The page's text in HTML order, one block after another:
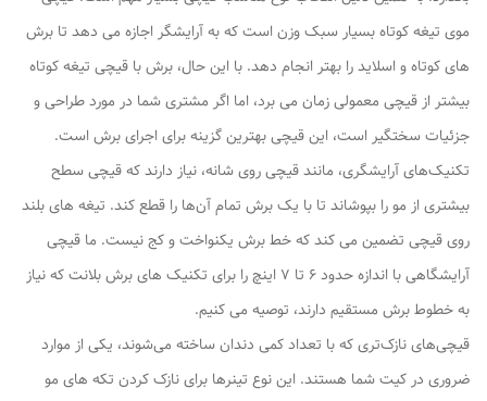
موی تیغه کوتاه بسیار سبک وزن است که به آرایشگر اجازه می دهد تا برش
های کوتاه و اسلاید را بهتر انجام دهد. با این حال، برش با قیچی تیغه کوتاه
بیشتر از قیچی معمولی زمان می برد، اما اگر مشتری شما در مورد طراحی و
جزئیات سختگیر است، این قیچی بهترین گزینه برای اجرای برش است.
تکنیک‌های آرایشگری، مانند قیچی روی شانه، نیاز دارند که قیچی سطح
بیشتری از مو را بپوشاند تا با یک برش تمام آن‌ها را قطع کند. تیغه های بلند
روی قیچی تضمین می کند که خط برش یکنواخت و کج نیست. ما قیچی
آرایشگاهی با اندازه حدود 6 تا 7 اینچ را برای تکنیک های برش بلانت که نیاز
به خطوط برش مستقیم دارند، توصیه می کنیم.
قیچی‌های نازک‌تری که با تعداد کمی دندان ساخته می‌شوند، یکی از موارد
ضروری در کیت شما هستند. این نوع تینرها برای نازک کردن تکه های مو